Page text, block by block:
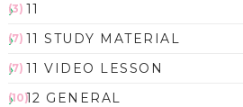
11
(3)
11 STUDY MATERIAL
(7)
11 VIDEO LESSON
(7)
12 GENERAL
(10)